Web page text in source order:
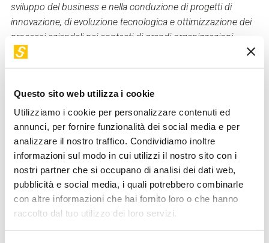
Questo sito web utilizza i cookie
Utilizziamo i cookie per personalizzare contenuti ed
annunci, per fornire funzionalità dei social media e per
analizzare il nostro traffico. Condividiamo inoltre
informazioni sul modo in cui utilizzi il nostro sito con i
nostri partner che si occupano di analisi dei dati web,
pubblicità e social media, i quali potrebbero combinarle
con altre informazioni che hai fornito loro o che hanno
raccolto dal tuo utilizzo dei loro servizi.
sviluppo del business e nella conduzione di progetti di
innovazione, di evoluzione tecnologica e ottimizzazione dei
processi aziendali nei contesti di grandi organizzazioni
cliente. Opera da molti anni nel mercato Finance, nella realtà
di primari Istituti finanziari, dove ha maturato ampia
governance, in progetti di innovazione tecnologica applicati
agli ambiti sicurezza e digital payment.
Torna a "I nostri relatori"
I suoi workshop in STEP